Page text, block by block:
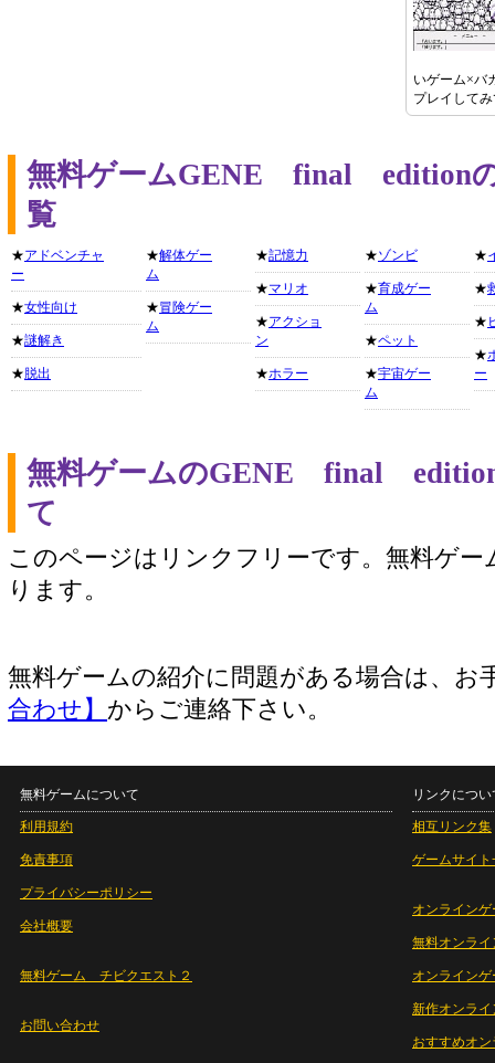
いゲーム×バ
プレイして
無料ゲームGENE final edition
覧
★アドベンチャ
ー
★女性向け
★謎解き
★ 脱出
★解体ゲー
ム
★冒険ゲー
ム
★記憶力
★マリオ
★アクショ
ン
★ホラー
★ゾンビ
★育成ゲー
ム
★ペット
★宇宙ゲー
ム
★
★
★
★
ー
無料ゲームのGENE final
て
このページはリンクフリーです。無料ゲー
ります。
無料ゲームの紹介に問題がある場合は、お
合わせ】 からご連絡下さい。
無料ゲームについて
利用規約
免責事項
プライバシーポリシー
会社概要
無料ゲーム チビクエスト２
お問い合わせ
リンクについ
相互リンク集
ゲームサイト
オンラインゲ
無料オンライ
オンライン
新作オンライ
おすすめオ